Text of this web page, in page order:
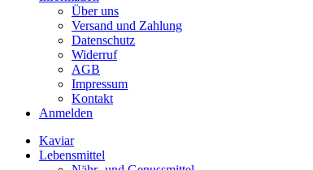
Über uns
Versand und Zahlung
Datenschutz
Widerruf
AGB
Impressum
Kontakt
Anmelden
Kaviar
Lebensmittel